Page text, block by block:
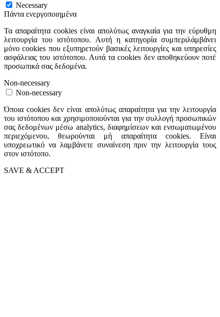
Necessary
Πάντα ενεργοποιημένα
Τα απαραίτητα cookies είναι απολύτως αναγκαία για την εύρυθμη
λειτουργία του ιστότοπου. Αυτή η κατηγορία συμπεριλάμβάνει
μόνο cookies που εξυπηρετούν βασικές λειτουργίες και υπηρεσίες
ασφάλειας του ιστότοπου. Αυτά τα cookies δεν αποθηκεύουν ποτέ
προσωπικά σας δεδομένα.
Non-necessary
Non-necessary
Όποια cookies δεν είναι απολύτως απαραίτητα για την λειτουργία
του ιστότοπου και χρησιμοποιούνται για την συλλογή προσωπικών
σας δεδομένων μέσω analytics, διαφημίσεων και ενσωματωμένου
περιεχόμενου, θεωρούνται μή απαραίτητα cookies. Είναι
υποχρεωτικό να λαμβάνετε συναίνεση πριν την λειτουργία τους
στον ιστότοπο.
SAVE & ACCEPT